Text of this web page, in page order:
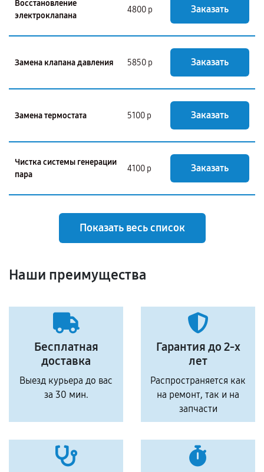
Восстановление
электроклапана
4800 р Заказать
Замена клапана давления 5850 р Заказать
Замена термостата 5100 р Заказать
Чистка системы генерации
пара
4100 р Заказать
Показать весь список
Наши преимущества
Бесплатная
доставка
Выезд курьера до вас
за 30 мин.
Гарантия до 2-х
лет
Распространяется как
на ремонт, так и на
запчасти